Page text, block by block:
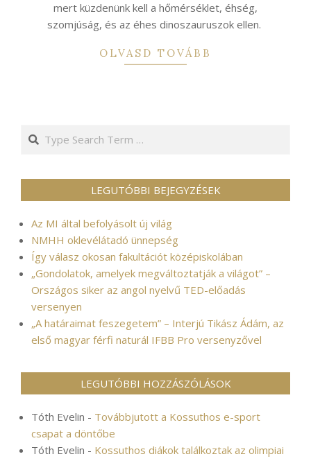
mert küzdenünk kell a hőmérséklet, éhség,
szomjúság, és az éhes dinoszauruszok ellen.
OLVASD TOVÁBB
Search
LEGUTÓBBI BEJEGYZÉSEK
Az MI által befolyásolt új világ
NMHH oklevélátadó ünnepség
Így válasz okosan fakultációt középiskolában
„Gondolatok, amelyek megváltoztatják a világot” –
Országos siker az angol nyelvű TED-előadás
versenyen
„A határaimat feszegetem” – Interjú Tikász Ádám, az
első magyar férfi naturál IFBB Pro versenyzővel
LEGUTÓBBI HOZZÁSZÓLÁSOK
Tóth Evelin - Továbbjutott a Kossuthos e-sport
csapat a döntőbe
Tóth Evelin - Kossuthos diákok találkoztak az olimpiai